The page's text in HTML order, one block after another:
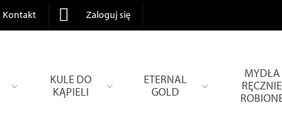
Kontakt Zaloguj się
KULE DO
KĄPIELI
ETERNAL
GOLD
MYDŁA
RĘCZNIE